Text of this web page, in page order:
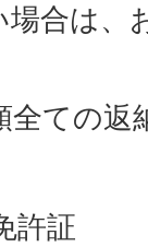
合は、
ての返
許証